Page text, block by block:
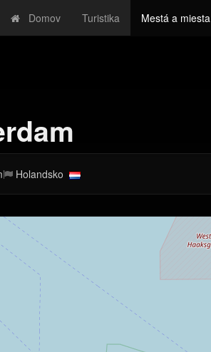
Domov Turistika Mestá a miesta
Holandsko